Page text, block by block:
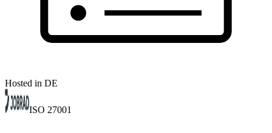
Hosted in DE
ISO 27001